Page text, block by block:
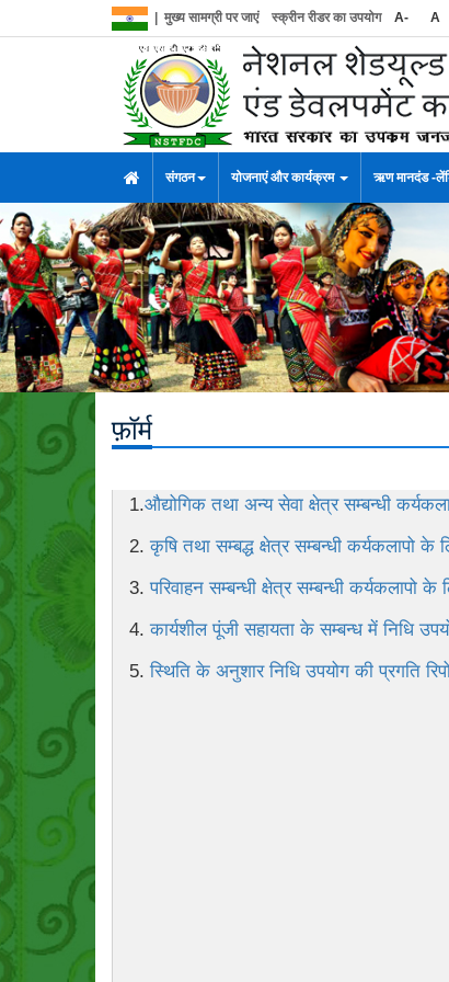
मुख्य सामग्री पर जाएं स्क्रीन रीडर का उपयोग A- A
संगठन योजनाएं और कार्यक्रम ऋण मानदंड -
फ़ॉर्म
1.औद्योगिक तथा अन्य सेवा क्षेत्र सम्बन्धी
2.कृषि तथा सम्बद्ध क्षेत्र सम्बन्धी कर्यकलापो
3.परिवाहन सम्बन्धी क्षेत्र सम्बन्धी कर्यकलापो
4.कार्यशील पूंजी सहायता के सम्बन्ध में निधि
5.स्थिति के अनुशार निधि उपयोग की प्रगति